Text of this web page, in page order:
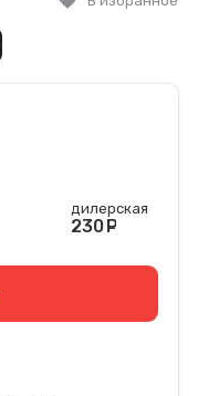
дилерская
230